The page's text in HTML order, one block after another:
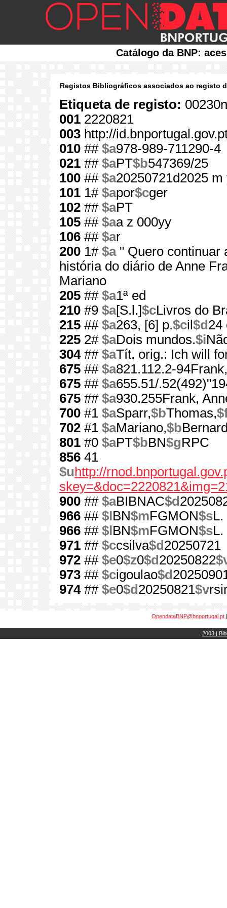
Catálogo da BNP:
Registos Bibliográficos associados ao registo
Etiqueta de registo:
001 2220821
003 http://
010 ## $a978-989-711290-4
021 ## $aPT$b547369/25
100 ## $a20250721d2025
101 1# $apor$cger
102 ## $aPT
105 ## $aa z 000yy
106 ## $ar
200 1# $a" Quero continuar
história do diário de Anne
Mariano
205 ## $a1ª ed
210 #9 $a[S.l.]$cLivros do
215 ## $a263, [6] p.$cil $d 24
225 2# $aDois mundos.$i
304## $aTít. orig.: Ich will
675 ## $a821.112.2-
675 ## $a655.51/
675 ## $a930.255Frank,
700 #1 $aSparr,$bThomas,
702 #1 $aMariano,$b
801 #0 $aPT$bBN$gRPC
856 41
$u http://
900 ## $aBIBNAC$d
966 ## $l BN$mFGMON$sL.
966 ## $l BN$mFGMON$sL.
971 ## $ccsilva$d 20250721
972 ## $e0$z0$d 20250822
973 ## $cigoulao$d
974## $e0$d 20250821$v
OpendataBNP@bnportugal.pt
2003 |